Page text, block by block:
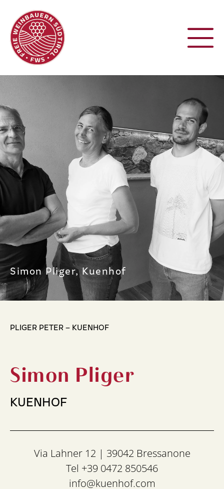
Simon Pliger, Kuenhof
PLIGER PETER – KUENHOF
Simon Pliger
KUENHOF
Via Lahner 12 | 39042 Bressanone
Tel +39 0472 850546
info@kuenhof.com